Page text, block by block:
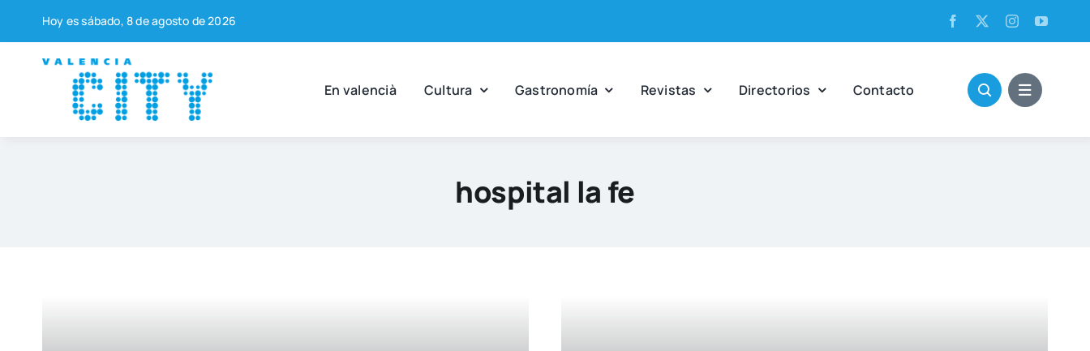
contenido
Hoy es sába­do, 8 de agos­to de 2026
En valen­cià Cul­tu­ra Gas­tro­no­mía Revis­tas Direc­to­rios Con­tac­to
hospital la fe